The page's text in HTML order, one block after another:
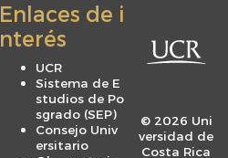
Enlaces de i
nterés
UCR
Sistema de E
studios de Po
sgrado (SEP)
Consejo Univ
ersitario
© 2026 Uni
versidad de
Costa Rica